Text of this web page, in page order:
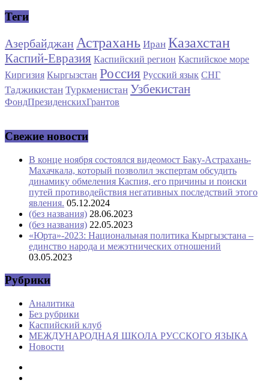
Теги
Азербайджан Астрахань Иран Казахстан
Каспий-Евразия Каспийский регион Каспийское море
Киргизия Кыргызстан Россия Русский язык СНГ
Таджикистан Туркменистан Узбекистан
ФондПрезиденскихГрантов
Свежие новости
В конце ноября состоялся видеомост Баку-Астрахань-
Махачкала, который позволил экспертам обсудить
динамику обмеления Каспия, его причины и поиски
путей противодействия негативных последствий этого
явления. 05.12.2024
(без названия) 28.06.2023
(без названия) 22.05.2023
«Юрта»-2023: Национальная политика Кыргызстана –
единство народа и межэтнических отношений
03.05.2023
Рубрики
Аналитика
Без рубрики
Каспийский клуб
МЕЖДУНАРОДНАЯ ШКОЛА РУССКОГО ЯЗЫКА
Новости